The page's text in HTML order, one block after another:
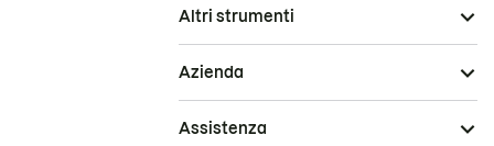
Altri strumenti
Azienda
Assistenza